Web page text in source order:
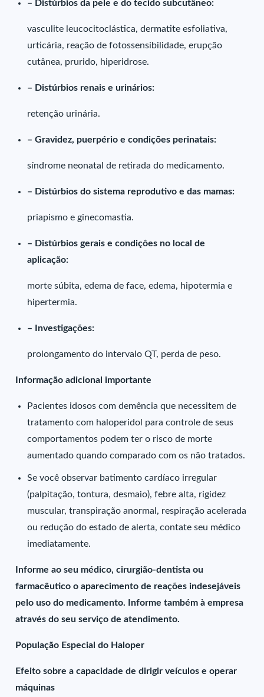
– Distúrbios da pele e do tecido subcutâneo:
vasculite leucocitoclástica, dermatite esfoliativa,
urticária, reação de fotossensibilidade, erupção
cutânea, prurido, hiperidrose.
– Distúrbios renais e urinários:
retenção urinária.
– Gravidez, puerpério e condições perinatais:
síndrome neonatal de retirada do medicamento.
– Distúrbios do sistema reprodutivo e das mamas:
priapismo e ginecomastia.
– Distúrbios gerais e condições no local de
aplicação:
morte súbita, edema de face, edema, hipotermia e
hipertermia.
– Investigações:
prolongamento do intervalo QT, perda de peso.
Informação adicional importante
Pacientes idosos com demência que necessitem de
tratamento com haloperidol para controle de seus
comportamentos podem ter o risco de morte
aumentado quando comparado com os não tratados.
Se você observar batimento cardíaco irregular
(palpitação, tontura, desmaio), febre alta, rigidez
muscular, transpiração anormal, respiração acelerada
ou redução do estado de alerta, contate seu médico
imediatamente.
Informe ao seu médico, cirurgião-dentista ou
farmacêutico o aparecimento de reações indesejáveis
pelo uso do medicamento. Informe também à empresa
através do seu serviço de atendimento.
População Especial do Haloper
Efeito sobre a capacidade de dirigir veículos e operar
máquinas